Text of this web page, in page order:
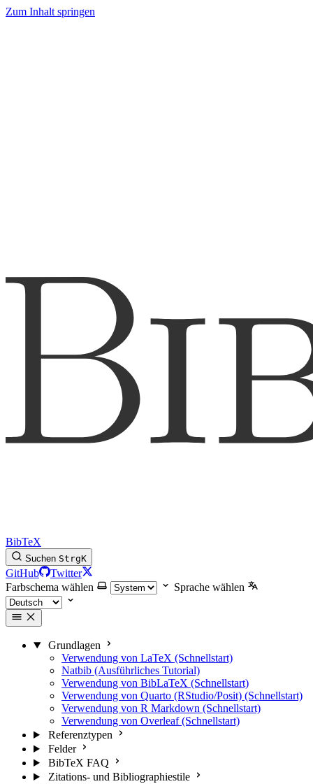
Zum Inhalt springen
BibTeX
Suchen StrgK
GitHub
Twitter
Farbschema wählen
Sprache wählen
Grundlagen
Verwendung von LaTeX (Schnellstart)
Natbib (Ausführliches Tutorial)
Verwendung von BibLaTeX (Schnellstart)
Verwendung von Quarto (RStudio/Posit) (Schnellstart)
Verwendung von R Markdown (Schnellstart)
Verwendung von Overleaf (Schnellstart)
Referenztypen
Felder
BibTeX FAQ
Zitations- und Bibliographiestile